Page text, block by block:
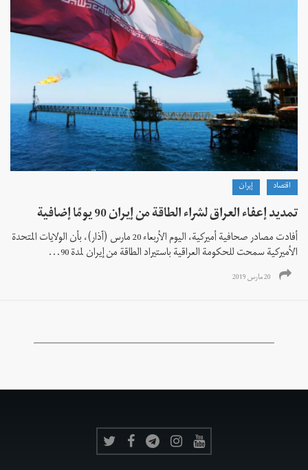
اقتصاد إيران
تمديد إعفاء العراق لشراء الطاقة من إيران 90 يومًا إضافية
أفادت مصادر صحافية أميركية، اليوم الأربعاء 20 مارس (آذار)، بأن الولايات المتحدة
الأميركية سمحت للحكومة العراقية باستيراد الطاقة من إيران لمدة 90...
20 مارس 2019